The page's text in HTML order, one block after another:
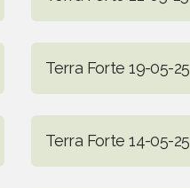
Terra Forte 19-05-25
Terra Forte 14-05-25